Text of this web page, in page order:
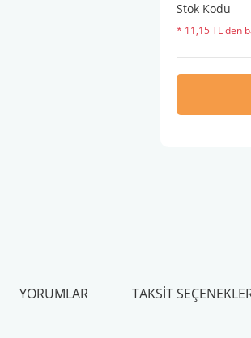
Stok Kodu
* 11,15 TL den
YORUMLAR TAKSIT